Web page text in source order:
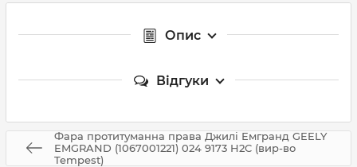
Опис
Відгуки
Фара протитуманна права Джилі Емгранд GEELY
EMGRAND (1067001221) 024 9173 H2C (вир-во
Tempest)